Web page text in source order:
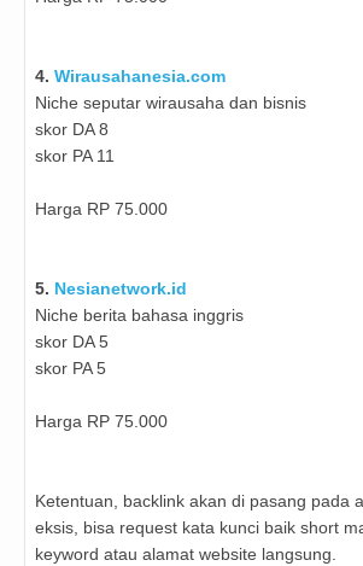
4. Wirausahanesia.com
Niche seputar wirausaha dan bisnis
skor DA 8
skor PA 11
Harga RP 75.000
5. Nesianetwork.id
Niche berita bahasa inggris
skor DA 5
skor PA 5
Harga RP 75.000
Ketentuan, backlink akan di pasang pada
eksis, bisa request kata kunci baik short
keyword atau alamat website langsung.